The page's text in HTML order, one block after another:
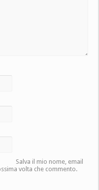
Salva il mio nome, email
volta che commento.